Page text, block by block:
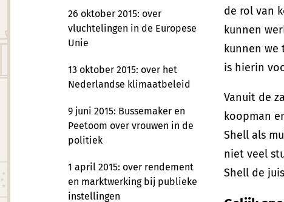
26 oktober 2015: over
vluchtelingen in de Europese
Unie
13 oktober 2015: over het
Nederlandse klimaatbeleid
9 juni 2015: Bussemaker en
Peetoom over vrouwen in de
politiek
1 april 2015: over rendement
en marktwerking bij publieke
instellingen
de rol van
kunnen
kunnen we
is hierin
Vanuit de
koopman
Shell als
niet veel
Shell de